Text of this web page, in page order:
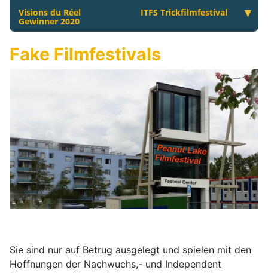
Visions du Réel
Gewinner 2020
ITFS Trickfilmfestival
Fake Filmfestivals
Sie sind nur auf Betrug ausgelegt und spielen mit den
Hoffnungen der Nachwuchs,- und Independent